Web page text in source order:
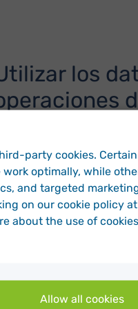
party cookies. Certain
optimally, while
and targeted
on our cookie policy
about the use of
Allow all cookies
los
Los datos no sólo ayudan
También puede ayudarle
los sensores
y los niveles
ayudarle a impulsar
Los datos de los sensores
imprevisible de la gestión
máxima eficiencia. Los
menudo recogen los
cobros anticipados